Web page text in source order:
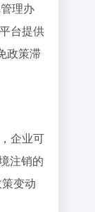
理办
台提供
政策滞
企业可
注销的
变动